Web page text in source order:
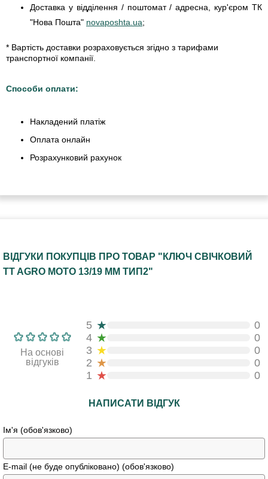
Доставка у відділення / поштомат / адресна, кур'єром ТК
"Нова Пошта" novaposhta.ua;
* Вартість доставки розраховується згідно з тарифами
транспортної компанії.
Способи оплати:
Накладений платіж
Оплата онлайн
Розрахунковий рахунок
ВІДГУКИ ПОКУПЦІВ ПРО ТОВАР "КЛЮЧ СВІЧКОВИЙ
TT AGRO MOTO 13/19 ММ ТИП2"
На основі
відгуків
5 ★
0
4 ★
0
3 ★
0
2 ★
0
1 ★ 0
НАПИСАТИ ВІДГУК
Ім'я (обов'язково)
E-mail (не буде опубліковано) (обов'язково)